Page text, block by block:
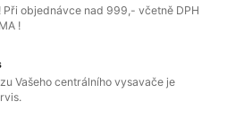
Při objednávce nad 999,- včetně DPH
!
Vašeho centrálního vysavače je